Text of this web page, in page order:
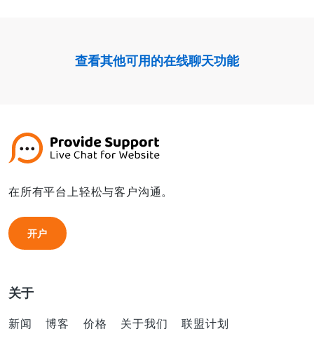
查看其他可用的在线聊天功能
在所有平台上轻松与客户沟通。
开户
开户
关于
新闻 博客 价格 关于我们 联盟计划